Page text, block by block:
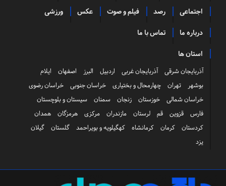
اجتماعی رصد فیلم و صوت عکس ورزشی
درباره ما تماس با ما
استان ها
آذربایجان شرقی آذربایجان غربی اردبیل البرز اصفهان
ایلام
بوشهر
تهران چهارمحال و بختیاری خراسان جنوبی
خراسان رضوی
خراسان شمالی
خوزستان زنجان سمنان
سیستان و بلوچستان
فارس
قزوین قم لرستان مازندران مرکزی هرمزگان
همدان
کردستان
کرمان کرمانشاه کهگیلویه و بویراحمد گلستان
گیلان
یزد